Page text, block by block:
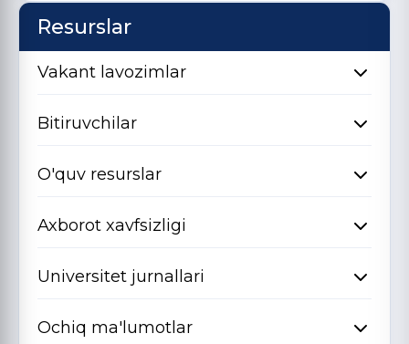
Resurslar
Vakant lavozimlar
Bitiruvchilar
O'quv resurslar
Axborot xavfsizligi
Universitet jurnallari
Ochiq ma'lumotlar